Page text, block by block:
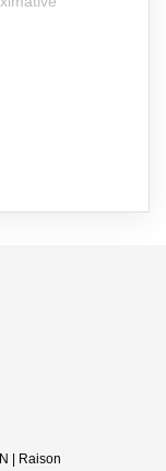
| Raison